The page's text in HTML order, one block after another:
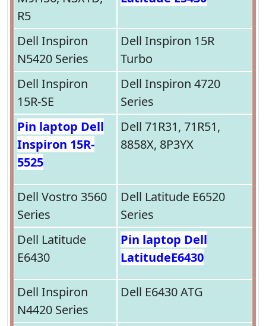
R5
Dell Inspiron
N5420 Series
Dell Inspiron 15R
Turbo
Dell Inspiron
15R-SE
Dell Inspiron 4720
Series
Pin laptop Dell
Inspiron 15R-
5525
Dell 71R31, 71R51,
8858X, 8P3YX
Dell Vostro 3560
Series
Dell Latitude E6520
Series
Dell Latitude
E6430
Pin laptop Dell
LatitudeE6430
Dell Inspiron
N4420 Series
Dell E6430 ATG